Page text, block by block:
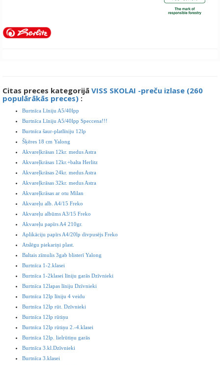
Citas preces kategorijā VISS SKOLAI -preču izlase (260
populārākās preces) :
Burtnīca Līniju A5/40lpp
Burtnīca Līniju A5/40lpp Speccena!!!
Burtnīca šaur-platlīniju 12lp
Šķēres 18 cm Yalong
Akvareļkrāsas 12kr. medus Astra
Akvareļkrāsas 12kr.+balta Herlitz
Akvareļkrāsas 24kr. medus Astra
Akvareļkrāsas 32kr. medus Astra
Akvareļkrāsas ar otu Milan
Akvareļu alb. A4/15 Freko
Akvareļu albūms A3/15 Freko
Akvareļu papīrs A4 210gr.
Aplikāciju papīrs A4/20lp divpusējs Freko
Atslēgu piekariņi plast.
Baltais zīmulis 3gab blisterī Yalong
Burtnīca 1-2.klasei
Burtnīca 1-2klasei līniju garās Dzīvnieki
Burtnīca 12lapas līniju Dzīvnieki
Burtnīca 12lp līniju 4 veidu
Burtnīca 12lp rūt. Dzīvnieki
Burtnīca 12lp rūtiņu
Burtnīca 12lp rūtiņu 2.-4.klasei
Burtnīca 12lp. lielrūtiņu garās
Burtnīca 3.kl.Dzīvnieki
Burtnīca 3.klasei